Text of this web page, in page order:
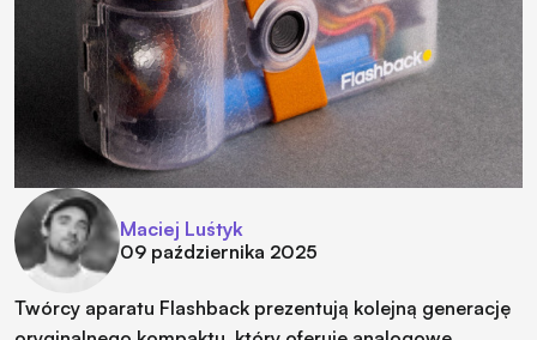
Maciej Luśtyk
09 października 2025
Twórcy aparatu Flashback prezentują kolejną generację